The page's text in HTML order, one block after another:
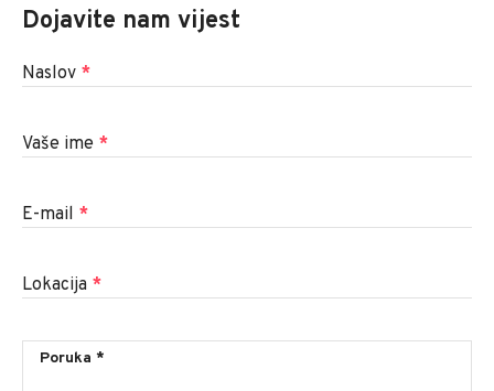
Dojavite nam vijest
Naslov *
Vaše ime *
E-mail *
Lokacija *